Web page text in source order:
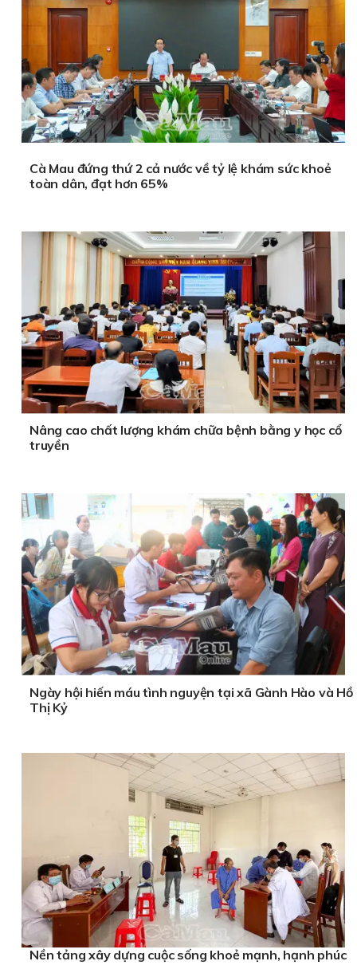
Cà Mau đứng thứ 2 cả nước về tỷ lệ khám sức khoẻ
toàn dân, đạt hơn 65%
Nâng cao chất lượng khám chữa bệnh bằng y học cổ
truyền
Ngày hội hiến máu tình nguyện tại xã Gành Hào và Hồ
Thị Kỷ
Nền tảng xây dựng cuộc sống khoẻ mạnh, hạnh phúc